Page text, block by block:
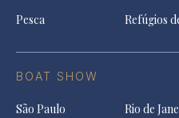
Pesca
Refúgios
BOAT SHOW
São Paulo Rio de